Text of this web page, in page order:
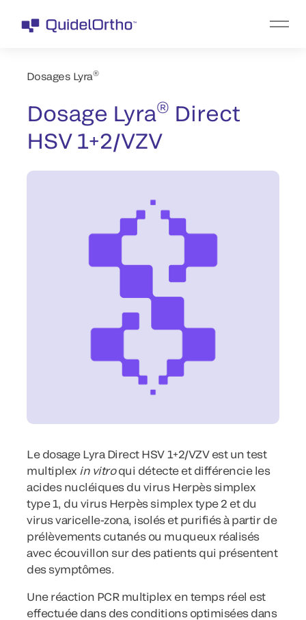
Dosages Lyra®
Dosage Lyra® Direct
HSV 1+2/VZV
Le dosage Lyra Direct HSV 1+2/VZV est un test
multiplex in vitroqui détecte et différencie les
acides nucléiques du virus Herpès simplex
type 1, du virus Herpès simplex type 2 et du
virus varicelle-zona, isolés et purifiés à partir de
prélèvements cutanés ou muqueux réalisés
avec écouvillon sur des patients qui présentent
des symptômes.
Une réaction PCR multiplex en temps réel est
effectuée dans des conditions optimisées dans